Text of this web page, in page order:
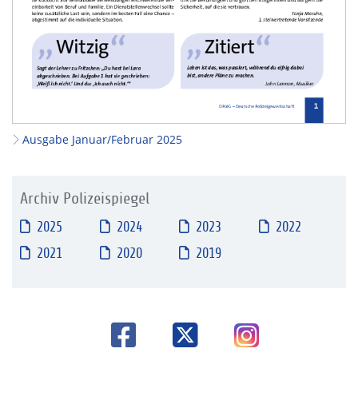
Ausgabe Januar/Februar 2025
Archiv Polizeispiegel
2025 2024 2023
2022
2021
2020 2019